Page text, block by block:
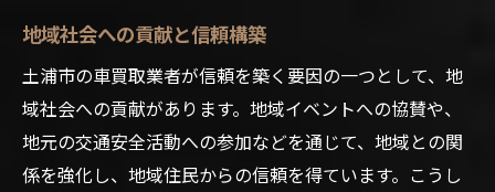
地域社会への貢献と信頼構築
土浦市の車買取業者が信頼を築く要因の一つとして、地
域社会への貢献があります。地域イベントへの協賛や、
地元の交通安全活動への参加などを通じて、地域との関
係を強化し、地域住民からの信頼を得ています。こうし